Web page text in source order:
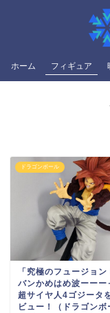
ホーム フィギュア
ドラゴンボール
「究極のフュージョ
バンかめはめ波ーーー
超サイヤ人4ゴジータ
ビュー！（ドラゴンボ